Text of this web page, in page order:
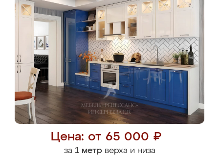
Цена: от 65 000 ₽
за 1 метрверха и низа